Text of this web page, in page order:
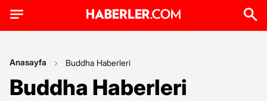
Anasayfa Buddha Haberleri
Buddha Haberleri